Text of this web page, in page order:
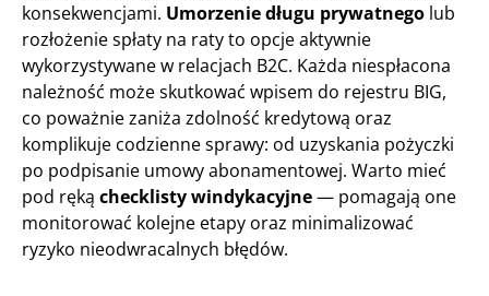
konsekwencjami. Umorzenie długu prywatnego lub
rozłożenie spłaty na raty to opcje aktywnie
wykorzystywane w relacjach B2C. Każda niespłacona
należność może skutkować wpisem do rejestru BIG,
co poważnie zaniża zdolność kredytową oraz
komplikuje codzienne sprawy: od uzyskania pożyczki
po podpisanie umowy abonamentowej. Warto mieć
pod ręką checklisty windykacyjne— pomagają one
monitorować kolejne etapy oraz minimalizować
ryzyko nieodwracalnych błędów.